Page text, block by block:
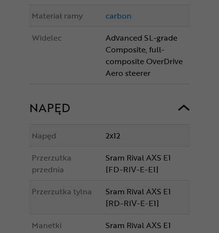
Materiał ramy
carbon
Widelec
Advanced SL-grade
Composite, full-
composite OverDrive
Aero steerer
NAPĘD
Napęd
2x12
Przerzutka
przednia
Sram Rival AXS E1
[FD-RIV-E-E1]
Przerzutka tylna
Sram Rival AXS E1
[RD-RIV-E-E1]
Manetki
Sram Rival AXS E1